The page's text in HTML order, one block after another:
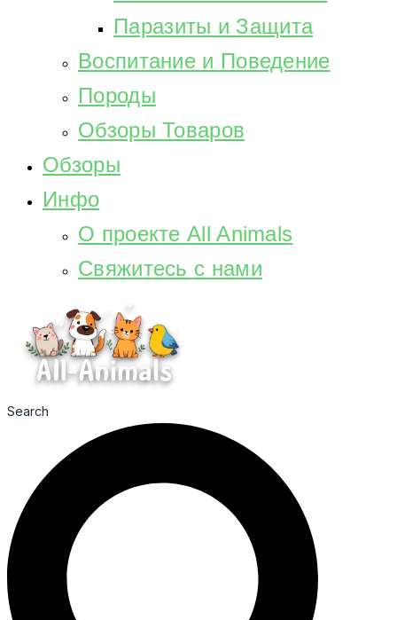
Паразиты и Защита
Воспитание и Поведение
Породы
Обзоры Товаров
Обзоры
Инфо
О проекте All Animals
Свяжитесь с нами
Search